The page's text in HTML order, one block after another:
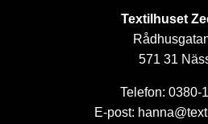
Textilhuset
571 31
Telefon: 0380-
E-post: